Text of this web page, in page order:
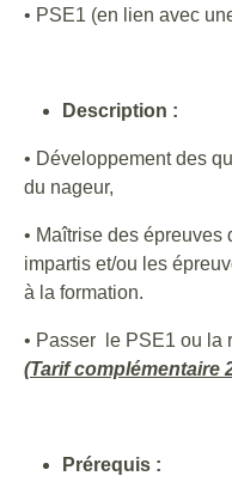
• PSE1 (en lien avec
Description :
• Développement des
du nageur,
• Maîtrise des
impartis et/ou les
à la formation.
• Passer le PSE1 ou la
(Tarif complémentaire
Prérequis :